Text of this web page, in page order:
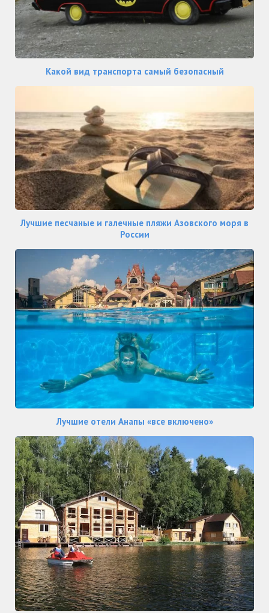
Какой вид транспорта самый безопасный
Лучшие песчаные и галечные пляжи Азовского моря в
России
Лучшие отели Анапы «все включено»